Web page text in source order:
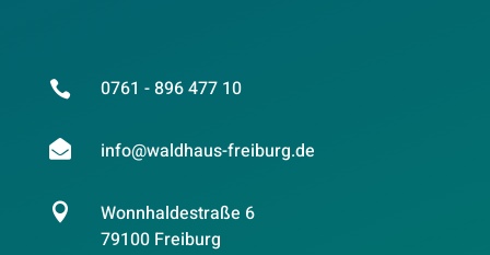
 0761 - 896 477 10
 info@waldhaus-freiburg.de

Wonnhaldestraße 6
79100 Freiburg